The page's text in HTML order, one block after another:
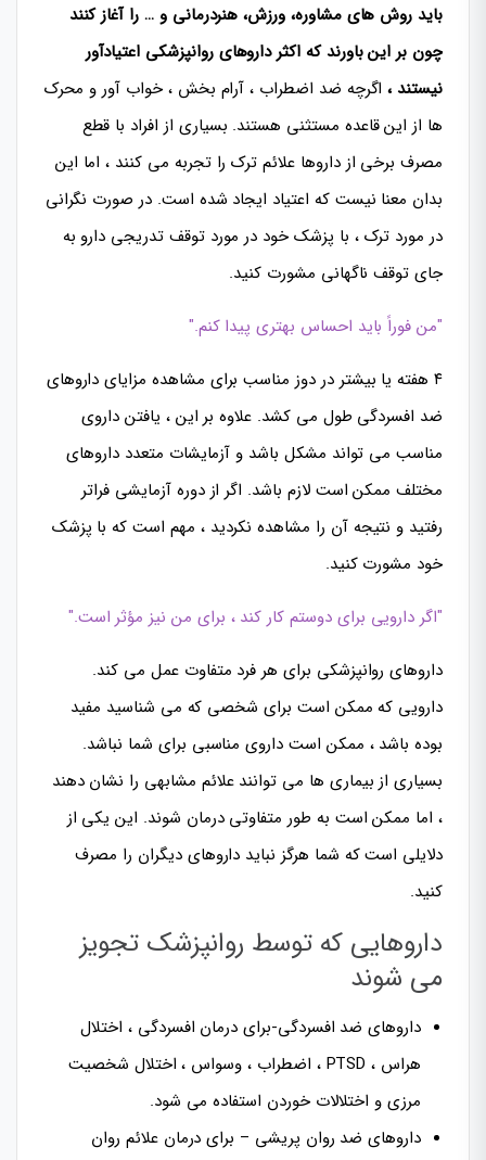
باید روش های مشاوره، ورزش، هنردرمانی و … را آغاز کنند
چون بر این باورند که اکثر داروهای روانپزشکی اعتیادآور
نیستند ،اگرچه ضد اضطراب ، آرام بخش ، خواب آور و محرک
ها از این قاعده مستثنی هستند. بسیاری از افراد با قطع
مصرف برخی از داروها علائم ترک را تجربه می کنند ، اما این
بدان معنا نیست که اعتیاد ایجاد شده است. در صورت نگرانی
در مورد ترک ، با پزشک خود در مورد توقف تدریجی دارو به
جای توقف ناگهانی مشورت کنید.
"من فوراً باید احساس بهتری پیدا کنم."
۴ هفته یا بیشتر در دوز مناسب برای مشاهده مزایای داروهای
ضد افسردگی طول می کشد. علاوه بر این ، یافتن داروی
مناسب می تواند مشکل باشد و آزمایشات متعدد داروهای
مختلف ممکن است لازم باشد. اگر از دوره آزمایشی فراتر
رفتید و نتیجه آن را مشاهده نکردید ، مهم است که با پزشک
خود مشورت کنید.
"اگر دارویی برای دوستم کار کند ، برای من نیز مؤثر است."
داروهای روانپزشکی برای هر فرد متفاوت عمل می کند.
دارویی که ممکن است برای شخصی که می شناسید مفید
بوده باشد ، ممکن است داروی مناسبی برای شما نباشد.
بسیاری از بیماری ها می توانند علائم مشابهی را نشان دهند
، اما ممکن است به طور متفاوتی درمان شوند. این یکی از
دلایلی است که شما هرگز نباید داروهای دیگران را مصرف
کنید.
داروهایی که توسط روانپزشک تجویز
می شوند
داروهای ضد افسردگی-برای درمان افسردگی ، اختلال
هراس ، PTSD ، اضطراب ، وسواس ، اختلال شخصیت
مرزی و اختلالات خوردن استفاده می شود.
داروهای ضد روان پریشی – برای درمان علائم روان